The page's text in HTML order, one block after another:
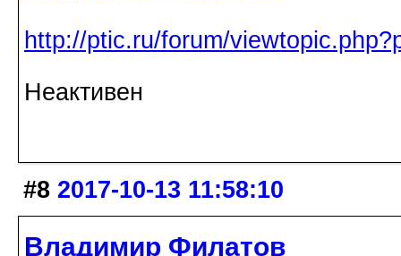
http://ptic.ru/forum/
Неактивен
#8 2017-10-13 11:58:10
Владимир Филатов